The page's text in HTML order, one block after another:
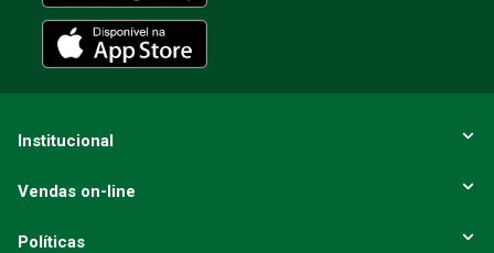
ENVIAR AVALIAÇÃO
Institucional
Vendas on-line
Políticas